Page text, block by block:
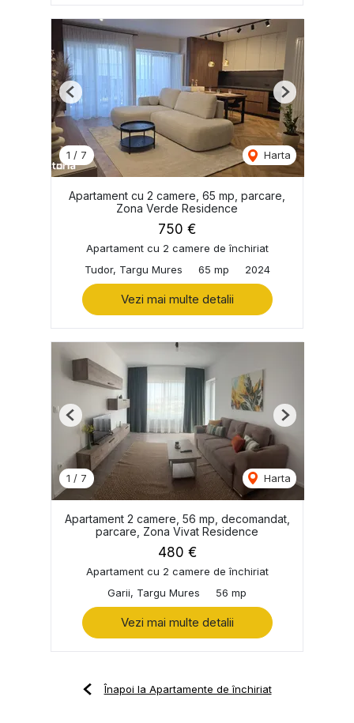
1 / 7 Harta
Previous Next
Apartament cu 2 camere, 65 mp, parcare,
Zona Verde Residence
750 €
Apartament cu 2 camere de închiriat
Tudor, Targu Mures
65 mp 2024
Vezi mai multe detalii
1 / 7 Harta
Previous Next
Apartament 2 camere, 56 mp, decomandat,
parcare, Zona Vivat Residence
480 €
Apartament cu 2 camere de închiriat
Garii, Targu Mures
56 mp
Vezi mai multe detalii
Înapoi la Apartamente de închiriat